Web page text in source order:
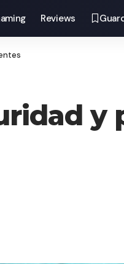
Reviews
y